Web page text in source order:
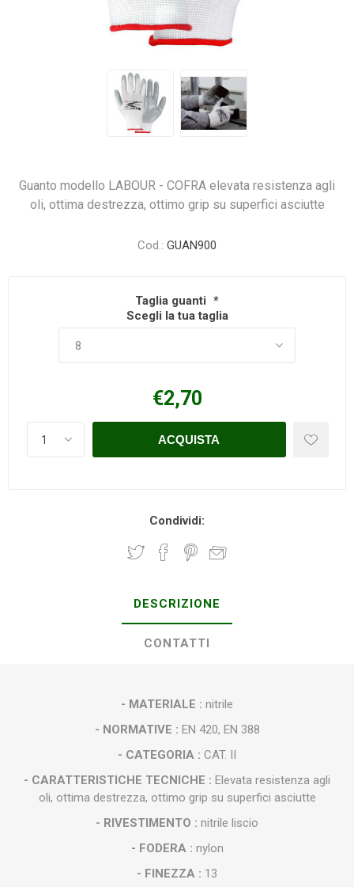
Guanto modello LABOUR - COFRA elevata resistenza agli
oli, ottima destrezza, ottimo grip su superfici asciutte
Cod.: GUAN900
Taglia guanti *
Scegli la tua taglia
€2,70
Condividi:
DESCRIZIONE
CONTATTI
- MATERIALE : nitrile
- NORMATIVE : EN 420, EN 388
- CATEGORIA : CAT. II
- CARATTERISTICHE TECNICHE : Elevata resistenza agli
oli, ottima destrezza, ottimo grip su superfici asciutte
- RIVESTIMENTO : nitrile liscio
- FODERA : nylon
- FINEZZA : 13